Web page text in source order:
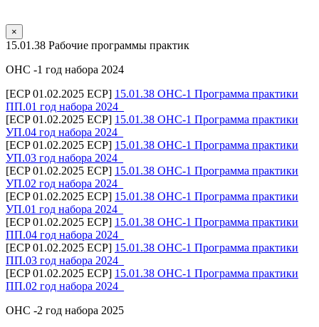
×
15.01.38 Рабочие программы практик
ОНС -1 год набора 2024
[ECP 01.02.2025 ECP] 15.01.38 ОНС-1 Программа практики
ПП.01 год набора 2024_
[ECP 01.02.2025 ECP] 15.01.38 ОНС-1 Программа практики
УП.04 год набора 2024_
[ECP 01.02.2025 ECP] 15.01.38 ОНС-1 Программа практики
УП.03 год набора 2024_
[ECP 01.02.2025 ECP] 15.01.38 ОНС-1 Программа практики
УП.02 год набора 2024_
[ECP 01.02.2025 ECP] 15.01.38 ОНС-1 Программа практики
УП.01 год набора 2024_
[ECP 01.02.2025 ECP] 15.01.38 ОНС-1 Программа практики
ПП.04 год набора 2024_
[ECP 01.02.2025 ECP] 15.01.38 ОНС-1 Программа практики
ПП.03 год набора 2024_
[ECP 01.02.2025 ECP] 15.01.38 ОНС-1 Программа практики
ПП.02 год набора 2024_
ОНС -2 год набора 2025